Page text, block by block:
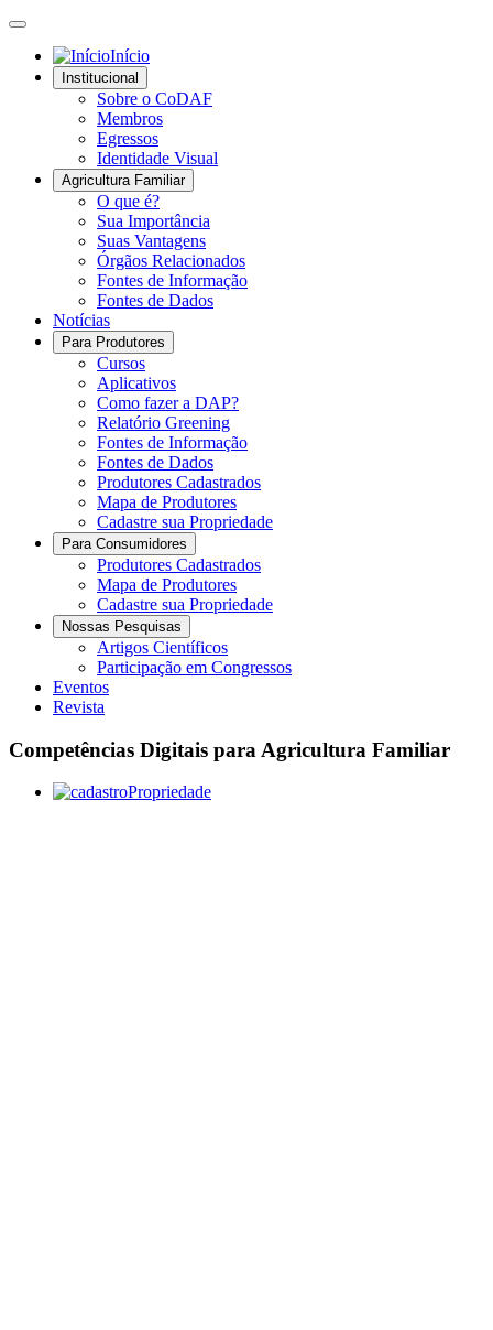
Início
Institucional
Sobre o CoDAF
Membros
Egressos
Identidade Visual
Agricultura Familiar
O que é?
Sua Importância
Suas Vantagens
Órgãos Relacionados
Fontes de Informação
Fontes de Dados
Notícias
Para Produtores
Cursos
Aplicativos
Como fazer a DAP?
Relatório Greening
Fontes de Informação
Fontes de Dados
Produtores Cadastrados
Mapa de Produtores
Cadastre sua Propriedade
Para Consumidores
Produtores Cadastrados
Mapa de Produtores
Cadastre sua Propriedade
Nossas Pesquisas
Artigos Científicos
Participação em Congressos
Eventos
Revista
Competências Digitais para Agricultura Familiar